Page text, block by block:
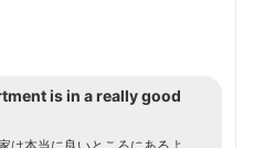
is in a really good